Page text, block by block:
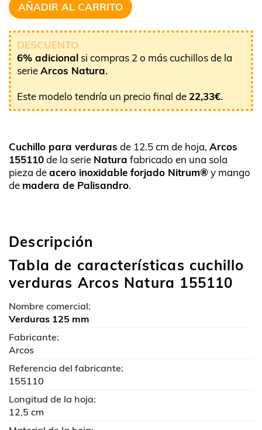
AÑADIR AL CARRITO
DESCUENTO
6% adicional si compras 2 o más cuchillos de la
serieArcos Natura.
Este modelo tendría un precio final de 22,33€.
Cuchillo para verduras de 12.5 cm de hoja, Arcos
155110de la serie Natura fabricado en una sola
pieza deacero inoxidable forjado Nitrum®y mango
de madera de Palisandro.
Descripción
Tabla de características cuchillo
verduras Arcos Natura 155110
Nombre comercial:
Verduras 125 mm
Fabricante:
Arcos
Referencia del fabricante:
155110
Longitud de la hoja:
12,5 cm